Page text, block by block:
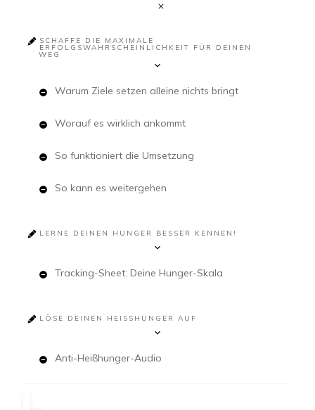
SCHAFFE DIE MAXIMALE
ERFOLGSWAHRSCHEINLICHKEIT FÜR DEINEN
WEG
Warum Ziele setzen alleine nichts bringt
Worauf es wirklich ankommt
So funktioniert die Umsetzung
So kann es weitergehen
LERNE DEINEN HUNGER BESSER KENNEN!
Tracking-Sheet: Deine Hunger-Skala
LÖSE DEINEN HEISSHUNGER AUF
Anti-Heißhunger-Audio